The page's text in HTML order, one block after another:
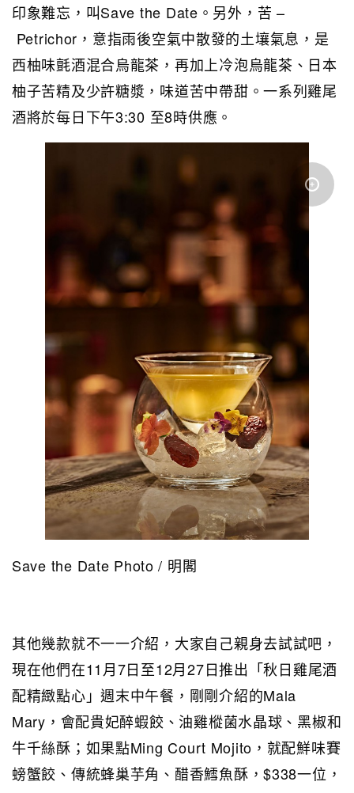
印象難忘，叫Save the Date。另外，苦 –
Petrichor，意指雨後空氣中散發的土壤氣息，是
西柚味氈酒混合烏龍茶，再加上冷泡烏龍茶、日本
柚子苦精及少許糖漿，味道苦中帶甜。一系列雞尾
酒將於每日下午3:30 至8時供應。
Save the Date Photo / 明閣
其他幾款就不一一介紹，大家自己親身去試試吧，
現在他們在11月7日至12月27日推出「秋日雞尾酒
配精緻點心」週末中午餐，剛剛介紹的Mala
Mary，會配貴妃醉蝦餃、油雞樅菌水晶球、黑椒和
牛千絲酥；如果點Ming Court Mojito，就配鮮味賽
螃蟹餃、傳統蜂巢芋角、醋香鱈魚酥，$338一位，